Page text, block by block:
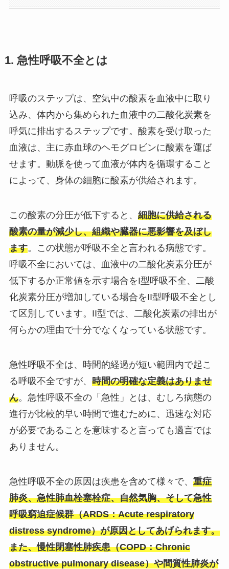
1. 急性呼吸不全とは
呼吸のステップは、空気中の酸素を血液中に取り
込み、体内から集められた血液中の二酸化炭素を
呼気に排出するステップです。酸素を受け取った
血液は、主に赤血球のヘモグロビンに酸素を運ば
せます。動脈を使って血液が体内を循環すること
によって、身体の細胞に酸素が供給されます。
この酸素の分圧が低下すると、 細胞に供給される
酸素の量が減少し、組織や臓器に悪影響を及ぼし
ます。この状態が呼吸不全と言われる病態です。
呼吸不全においては、血液中の二酸化炭素分圧が
低下するか正常値を示す場合をI型呼吸不全、二酸
化炭素分圧が増加している場合をII型呼吸不全とし
て区別しています。II型では、二酸化炭素の排出が
何らかの理由で十分でなくなっている状態です。
急性呼吸不全は、時間的経過が短い範囲内で起こ
る呼吸不全ですが、 時間の明確な定義はありませ
ん。急性呼吸不全の「急性」とは、むしろ病態の
進行が比較的早い時間で進むために、迅速な対応
が必要であることを意味すると言っても過言では
ありません。
急性呼吸不全の原因は疾患を含めて様々で、 重症
肺炎、急性肺血栓塞栓症、自然気胸、そして急性
呼吸窮迫症候群（ARDS：Acute respiratory
distress syndrome）が原因としてあげられます。
また、慢性閉塞性肺疾患（COPD：Chronic
obstructive pulmonary disease）や間質性肺炎が